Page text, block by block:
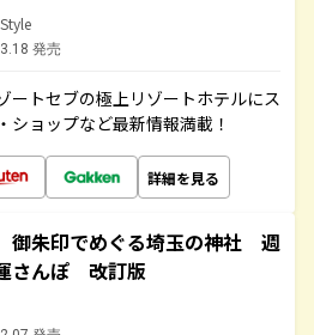
発売
ートセブの極上リゾートホテルにス
ショップなど最新情報満載！
詳細を見る
朱印でめぐる埼玉の神社 週
さんぽ 改訂版